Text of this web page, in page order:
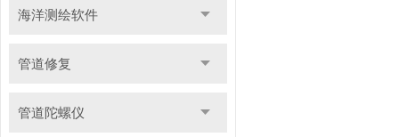
海洋测绘软件
管道修复
管道陀螺仪